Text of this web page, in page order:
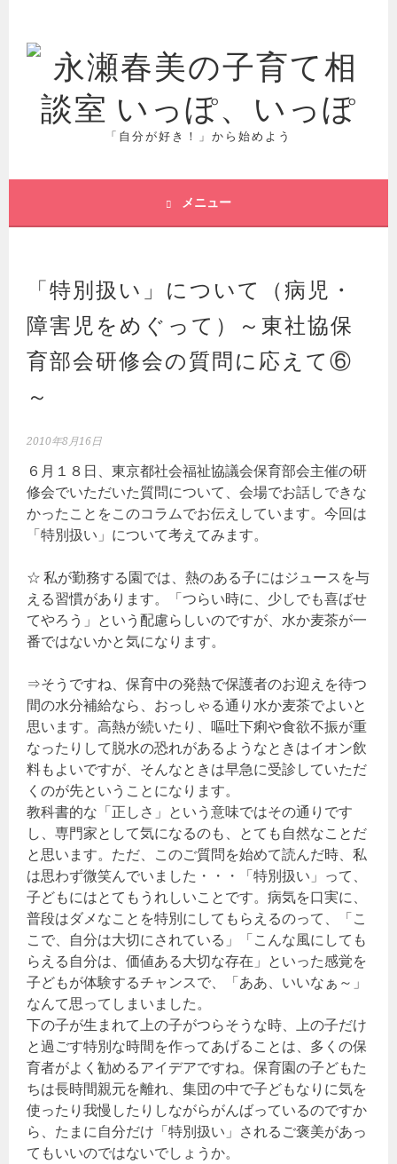
ッ
「自分が好き！」から始めよう
メニュー
「特別扱い」について（病児・
障害児をめぐって）～東社協保
育部会研修会の質問に応えて⑥
～
2010年8月16日
６月１８日、東京都社会福祉協議会保育部会主催の研
修会でいただいた質問について、会場でお話しできな
かったことをこのコラムでお伝えしています。今回は
「特別扱い」について考えてみます。
☆ 私が勤務する園では、熱のある子にはジュースを与
える習慣があります。「つらい時に、少しでも喜ばせ
てやろう」という配慮らしいのですが、水か麦茶が一
番ではないかと気になります。
⇒そうですね、保育中の発熱で保護者のお迎えを待つ
間の水分補給なら、おっしゃる通り水か麦茶でよいと
思います。高熱が続いたり、嘔吐下痢や食欲不振が重
なったりして脱水の恐れがあるようなときはイオン飲
料もよいですが、そんなときは早急に受診していただ
くのが先ということになります。
教科書的な「正しさ」という意味ではその通りです
し、専門家として気になるのも、とても自然なことだ
と思います。ただ、このご質問を始めて読んだ時、私
は思わず微笑んでいました・・・「特別扱い」って、
子どもにはとてもうれしいことです。病気を口実に、
普段はダメなことを特別にしてもらえるのって、「こ
こで、自分は大切にされている」「こんな風にしても
らえる自分は、価値ある大切な存在」といった感覚を
子どもが体験するチャンスで、「ああ、いいなぁ～」
なんて思ってしまいました。
下の子が生まれて上の子がつらそうな時、上の子だけ
と過ごす特別な時間を作ってあげることは、多くの保
育者がよく勧めるアイデアですね。保育園の子どもた
ちは長時間親元を離れ、集団の中で子どもなりに気を
使ったり我慢したりしながらがんばっているのですか
ら、たまに自分だけ「特別扱い」されるご褒美があっ
てもいいのではないでしょうか。